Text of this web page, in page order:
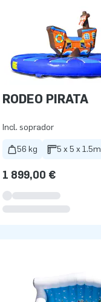
RODEO PIRATA
Incl. soprador
56 kg 5 x 5 x 1.5m
1 899,00 €